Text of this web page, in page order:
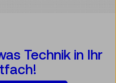
Technik in Ihr